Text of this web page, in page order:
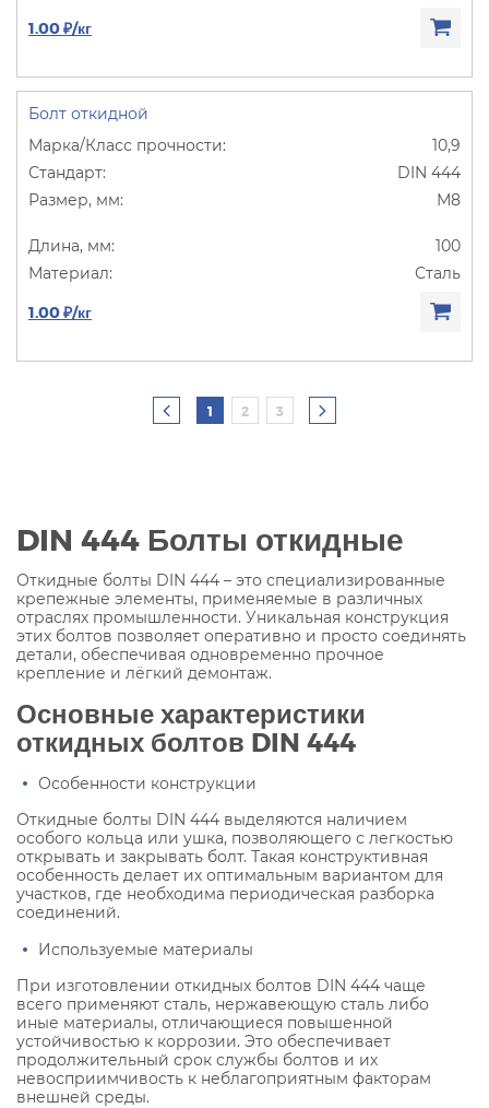
1.00 ₽/кг
Болт откидной
10,9
DIN 444
М8
100
Сталь
1.00 ₽/кг
1 2 3
DIN 444 Болты откидные
Откидные болты DIN 444 – это специализированные
крепежные элементы, применяемые в различных
отраслях промышленности. Уникальная конструкция
этих болтов позволяет оперативно и просто соединять
детали, обеспечивая одновременно прочное
крепление и лёгкий демонтаж.
Основные характеристики
откидных болтов DIN 444
Особенности конструкции
Откидные болты DIN 444 выделяются наличием
особого кольца или ушка, позволяющего с легкостью
открывать и закрывать болт. Такая конструктивная
особенность делает их оптимальным вариантом для
участков, где необходима периодическая разборка
соединений.
Используемые материалы
При изготовлении откидных болтов DIN 444 чаще
всего применяют сталь, нержавеющую сталь либо
иные материалы, отличающиеся повышенной
устойчивостью к коррозии. Это обеспечивает
продолжительный срок службы болтов и их
невосприимчивость к неблагоприятным факторам
внешней среды.